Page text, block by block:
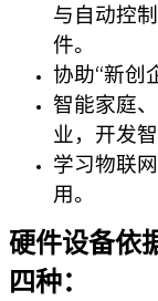
与自动控
件。
协助“新创
智能家庭
业，开发
学习物联
用。
硬件设备依
四种：